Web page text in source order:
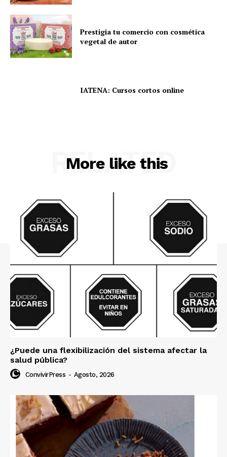
Prestigia tu comercio con cosmética
vegetal de autor
IATENA: Cursos cortos online
More like this
RELATED
¿Puede una flexibilización del sistema afectar la
salud pública?
ConvivirPress - Agosto, 2026